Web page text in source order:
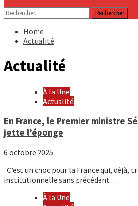
Rechercher :
Home
Actualité
Actualité
À la Une
Actualité
En France, le Premier ministre
jette l’éponge
6 octobre 2025
C’est un choc pour la France qui, déjà,
institutionnelle sans précédent….
À la Une